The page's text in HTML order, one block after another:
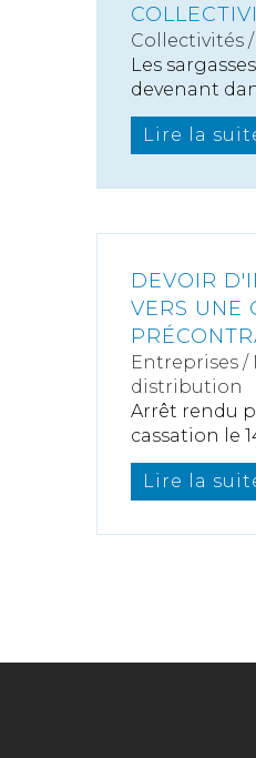
Collectivités /
Les
devenant
Lire la
DEVOIR
VERS UNE
Entreprises /
distribution
Arrêt rendu
cassation le
Lire la